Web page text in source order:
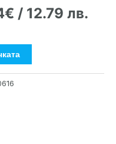
€ / 12.79 лв.